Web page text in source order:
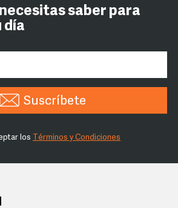
saber para
día
Suscríbete
los Términos y Condiciones